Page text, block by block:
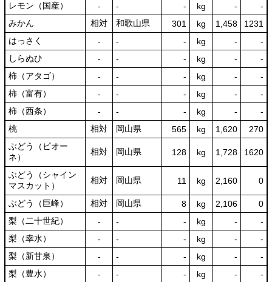
レモン（国産）
‐ ‐ ‐ kg -
‐
みかん
相対 和歌山県 301 kg 1,458
1231
はっさく
‐ ‐ ‐ kg -
‐
しらぬひ
‐ ‐ ‐ kg -
‐
柿（アタゴ）
‐ ‐ ‐ kg -
‐
柿（富有）
‐ ‐ ‐ kg -
‐
柿（西条）
‐ ‐ ‐ kg -
‐
桃
相対 岡山県 565 kg 1,620
270
ぶどう（ピオー
ネ）
相対 岡山県 128 kg 1,728 1620
ぶどう（シャイン
マスカット）
相対 岡山県 11 kg 2,160 0
ぶどう（巨峰） 相対 岡山県 8 kg 2,106
0
梨（二十世紀）
‐ ‐ ‐ kg -
‐
梨（幸水）
‐ ‐ ‐ kg -
‐
梨（新甘泉）
‐ ‐ ‐ kg -
‐
梨（豊水）
‐ ‐ ‐ kg -
‐